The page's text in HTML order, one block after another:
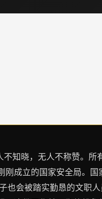
知晓，无人不称赞。所
刚成立的国家安全局。国
会被踏实勤恳的文职人